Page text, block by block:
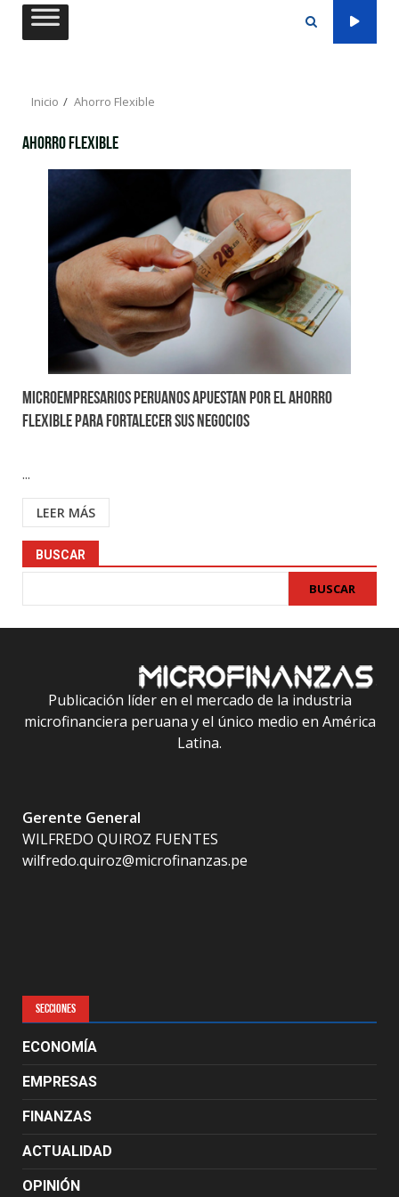
Saltar
Inicio Ahorro Flexible
Ahorro Flexible
Microempresarios peruanos apuestan por el ahorro
flexible para fortalecer sus negocios
...
LEER MÁS
BUSCAR
BUSCAR
Publicación líder en el mercado de la industria
microfinanciera peruana y el único medio en América
Latina.
Gerente General
WILFREDO QUIROZ FUENTES
wilfredo.quiroz@microfinanzas.pe
SECCIONES
ECONOMÍA
EMPRESAS
FINANZAS
ACTUALIDAD
OPINIÓN